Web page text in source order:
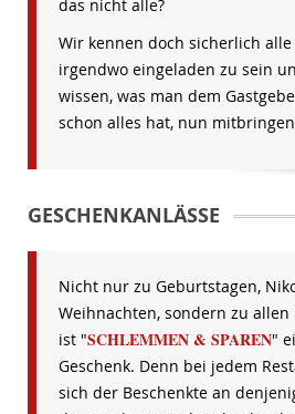
das nicht alle?
Wir kennen doch sicherlich
irgendwo eingeladen zu sein
wissen, was man dem
schon alles hat, nun
GESCHENKANLÄSSE
Nicht nur zu Geburtstagen,
Weihnachten, sondern zu allen
ist "SCHLEMMEN & SPAREN"
Geschenk. Denn bei jedem
sich der Beschenkte an